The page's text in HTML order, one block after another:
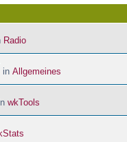
Radio
in Allgemeines
wkTools